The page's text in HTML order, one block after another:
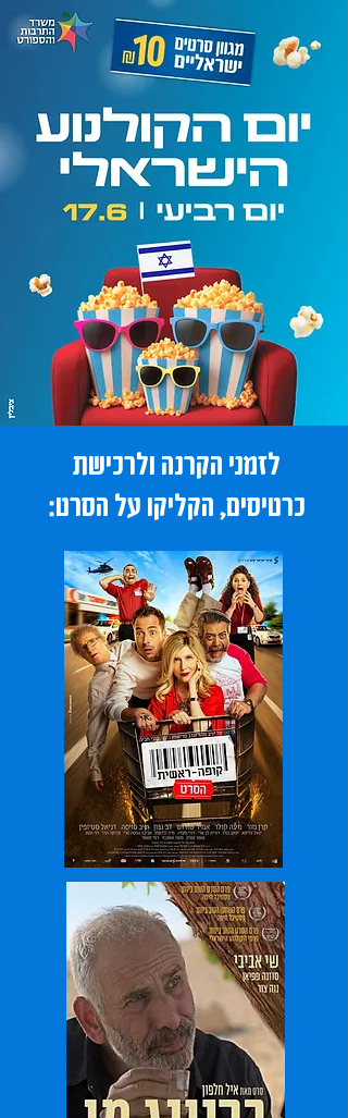
לזמני הקרנה ולרכישת
כרטיסים, הקליקו על הסרט: